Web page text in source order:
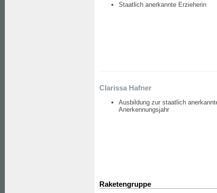
Staatlich anerkannte Erzieherin
Clarissa Hafner
Ausbildung zur staatlich
Anerkennungsjahr
Raketengruppe